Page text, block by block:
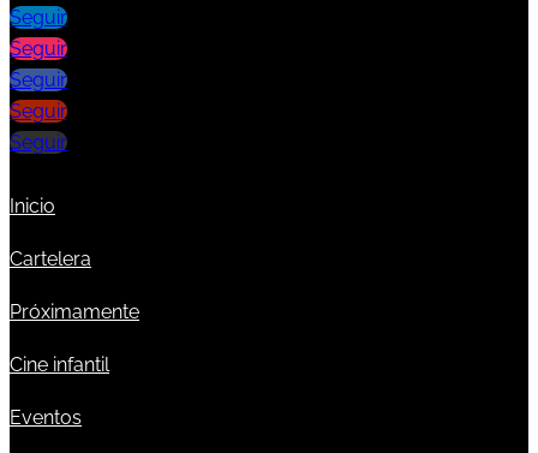
Seguir
Seguir
Seguir
Seguir
Seguir
Inicio
Cartelera
Próximamente
Cine infantil
Eventos